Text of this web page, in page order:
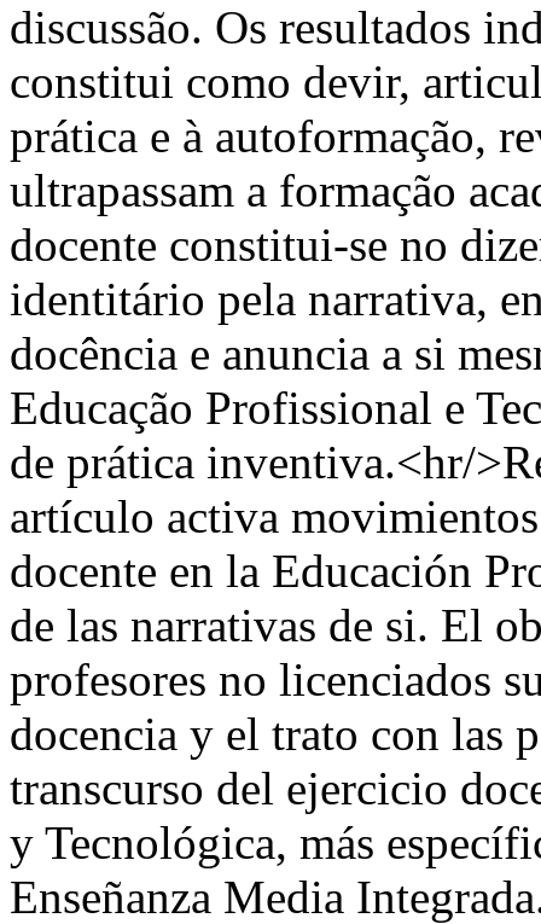
discussão. Os resultados
constitui como devir,
prática e à autoformação,
ultrapassam a formação
docente constitui-se no
identitário pela narrativa,
docência e anuncia a si
Educação Profissional e
de prática inventiva.<hr/
artículo activa
docente en la Educación
de las narrativas de si. El
profesores no licenciados
docencia y el trato con las
transcurso del ejercicio
y Tecnológica, más
Enseñanza Media